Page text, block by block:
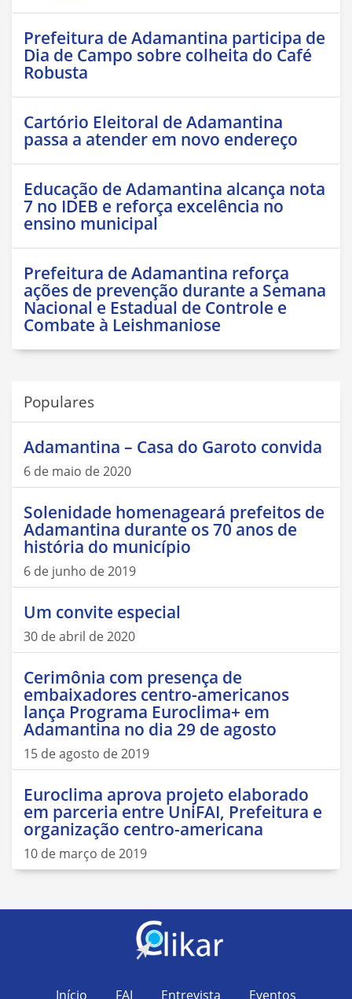
Prefeitura de Adamantina participa de
Dia de Campo sobre colheita do Café
Robusta
Cartório Eleitoral de Adamantina
passa a atender em novo endereço
Educação de Adamantina alcança nota
7 no IDEB e reforça excelência no
ensino municipal
Prefeitura de Adamantina reforça
ações de prevenção durante a Semana
Nacional e Estadual de Controle e
Combate à Leishmaniose
Populares
Adamantina – Casa do Garoto convida
6 de maio de 2020
Solenidade homenageará prefeitos de
Adamantina durante os 70 anos de
história do município
6 de junho de 2019
Um convite especial
30 de abril de 2020
Cerimônia com presença de
embaixadores centro-americanos
lança Programa Euroclima+ em
Adamantina no dia 29 de agosto
15 de agosto de 2019
Euroclima aprova projeto elaborado
em parceria entre UniFAI, Prefeitura e
organização centro-americana
10 de março de 2019
Início FAI Entrevista Eventos